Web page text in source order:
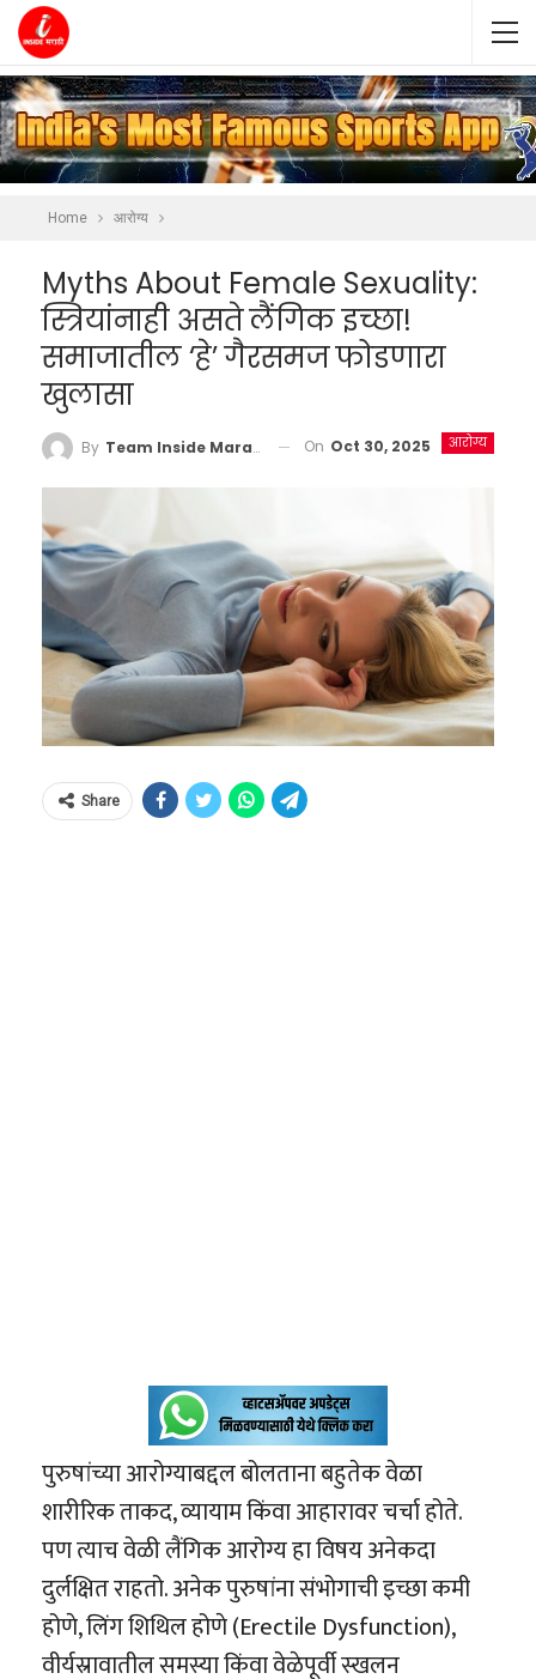
Home आरोग्य
Myths About Female Sexuality:
स्त्रियांनाही असते लैंगिक इच्छा!
समाजातील ‘हे’ गैरसमज फोडणारा
खुलासा
आरोग्य
By Team Inside Marathi On Oct 30, 2025
Share
पुरुषांच्या आरोग्याबद्दल बोलताना बहुतेक वेळा
शारीरिक ताकद, व्यायाम किंवा आहारावर चर्चा होते.
पण त्याच वेळी लैंगिक आरोग्य हा विषय अनेकदा
दुर्लक्षित राहतो. अनेक पुरुषांना संभोगाची इच्छा कमी
होणे, लिंग शिथिल होणे (Erectile Dysfunction),
वीर्यस्रावातील समस्या किंवा वेळेपूर्वी स्खलन